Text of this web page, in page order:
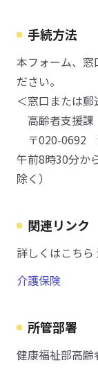
手続方法
本フォーム、窓
ださい。
＜窓口または
高齢者支援課
〒020-0692
午前8時30分か
除く）
関連リンク
詳しくはこち
介護保険
所管部署
健康福祉部高齢